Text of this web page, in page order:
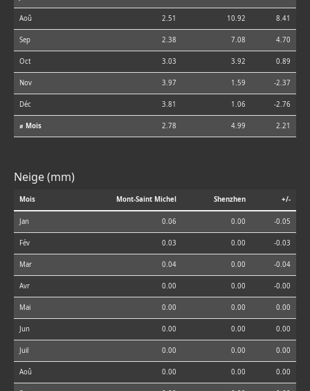
Aoû 2.51 10.92 8.41
Sep 2.38 7.08 4.70
Oct 3.03 3.92 0.89
Nov 3.97 1.59 -2.37
Déc 3.81 1.06 -2.76
⌀ Mois 2.78 4.99 2.21
Neige (mm)
Mois Mont-Saint Michel Shenzhen +/-
Jan 0.06 0.00 -0.05
Fév 0.03 0.00 -0.03
Mar 0.04 0.00 -0.04
Avr 0.00 0.00 -0.00
Mai 0.00 0.00 0.00
Jun 0.00 0.00 0.00
Juil 0.00 0.00 0.00
Aoû 0.00 0.00 0.00